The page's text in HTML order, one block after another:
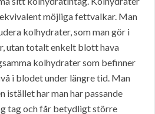
möjliga fettvalkar. Man
kolhydrater, som man gör i
utan totalt enkelt blott hava
kolhydrater som befinner
i blodet under längre tid. Man
istället har man har passande
tag och får betydligt större